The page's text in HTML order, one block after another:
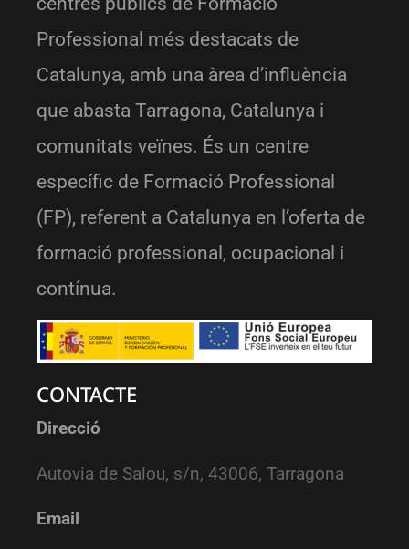
Professional més destacats de
Catalunya, amb una àrea d’influència
que abasta Tarragona, Catalunya i
comunitats veïnes. És un centre
específic de Formació Professional
(FP), referent a Catalunya en l’oferta de
formació professional, ocupacional i
contínua.
CONTACTE
Direcció
Autovia de Salou, s/n, 43006, Tarragona
Email